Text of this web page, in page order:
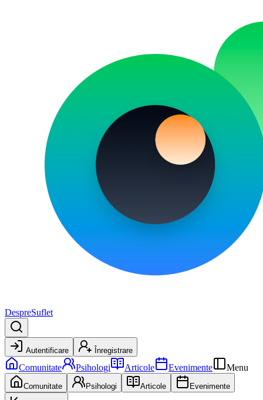
DespreSuflet
Autentificare Înregistrare
Comunitate Psihologi Articole Evenimente Menu
Comunitate Psihologi Articole Evenimente